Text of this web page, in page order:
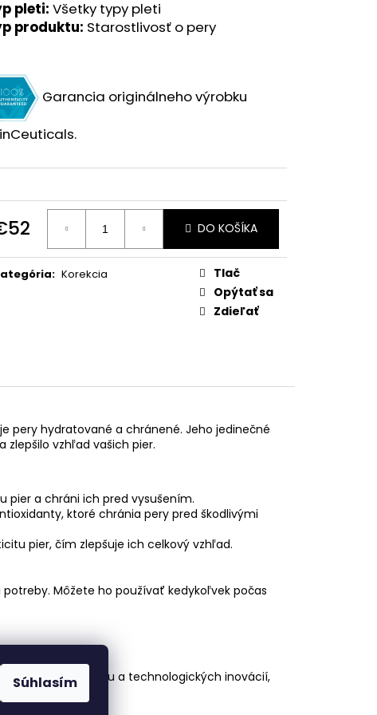
Súhlasím
pleti: Všetky typy pleti
produktu: Starostlivosť o pery
Garancia originálneho výrobku
Jednotková
DO KOŠÍKA
: Korekcia
Tlač
Opýtať sa
Zdieľať
pery hydratované a chránené. Jeho jedinečné
zlepšilo vzhľad vašich pier.
pier a chráni ich pred vysušením.
ktoré chránia pery pred škodlivými
pier, čím zlepšuje ich celkový vzhľad.
Môžete ho používať kedykoľvek počas
výskumu a technologických inovácií,
o pery.